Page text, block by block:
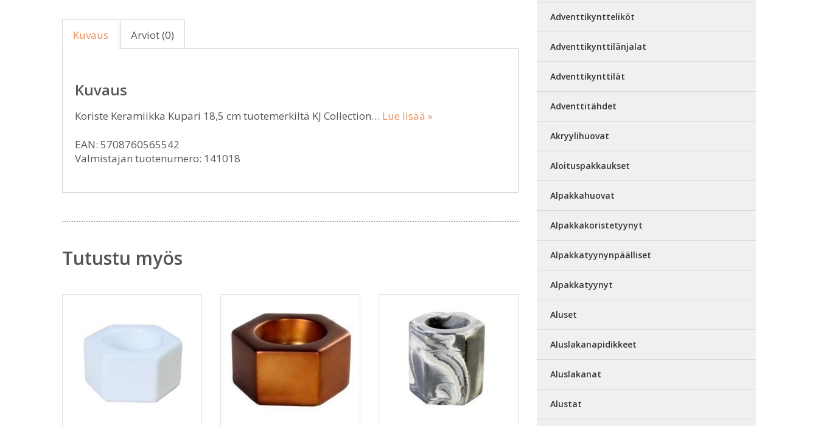
Kuvaus Arviot (0)
Kuvaus
Koriste Keramiikka Kupari 18,5 cm tuotemerkiltä KJ Collection… Lue lisää »
EAN: 5708760565542
Valmistajan tuotenumero: 141018
Tutustu myös
Adventtikyntteliköt
Adventtikynttilänjalat
Adventtikynttilät
Adventtitähdet
Akryylihuovat
Aloituspakkaukset
Alpakkahuovat
Alpakkakoristetyynyt
Alpakkatyynynpäälliset
Alpakkatyynyt
Aluset
Aluslakanapidikkeet
Aluslakanat
Alustat